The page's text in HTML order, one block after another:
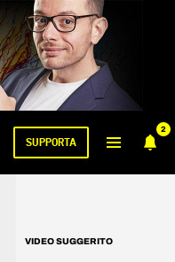
2
SUPPORTA
VIDEO SUGGERITO